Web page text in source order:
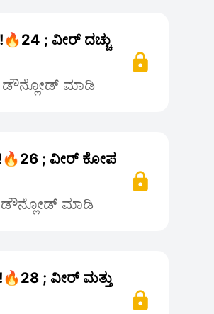
; ವೀರ್ ದಚ್ಚು
ಡೌನ್ಲೋಡ್ ಮಾಡಿ
; ವೀರ್ ಕೋಪ
ಡೌನ್ಲೋಡ್ ಮಾಡಿ
; ವೀರ್ ಮತ್ತು